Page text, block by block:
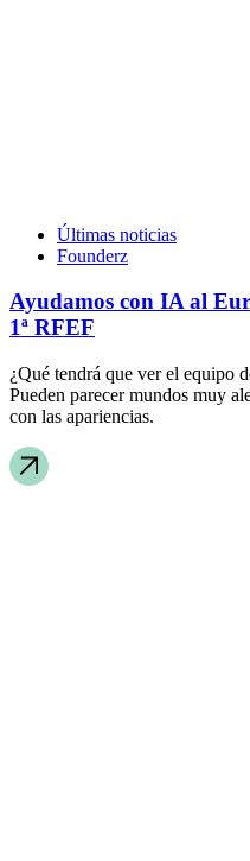
Últimas noticias
Founderz
Ayudamos con IA al
1ª RFEF
¿Qué tendrá que ver el equipo
Pueden parecer mundos muy
con las apariencias.